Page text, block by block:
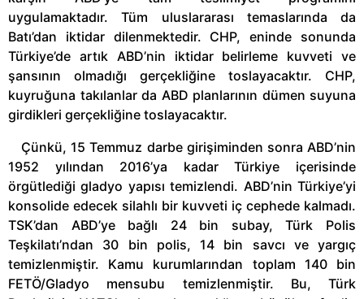
uygulamaktadır. Tüm uluslararası temaslarında da
Batı’dan iktidar dilenmektedir. CHP, eninde sonunda
Türkiye’de artık ABD’nin iktidar belirleme kuvveti ve
şansının olmadığı gerçekliğine toslayacaktır. CHP,
kuyruğuna takılanlar da ABD planlarının dümen suyuna
girdikleri gerçekliğine toslayacaktır.
Çünkü, 15 Temmuz darbe girişiminden sonra ABD’nin
1952 yılından 2016’ya kadar Türkiye içerisinde
örgütlediği gladyo yapısı temizlendi. ABD’nin Türkiye’yi
konsolide edecek silahlı bir kuvveti iç cephede kalmadı.
TSK’dan ABD’ye bağlı 24 bin subay, Türk Polis
Teşkilatı’ndan 30 bin polis, 14 bin savcı ve yargıç
temizlenmiştir. Kamu kurumlarından toplam 140 bin
FETÖ/Gladyo mensubu temizlenmiştir. Bu, Türk